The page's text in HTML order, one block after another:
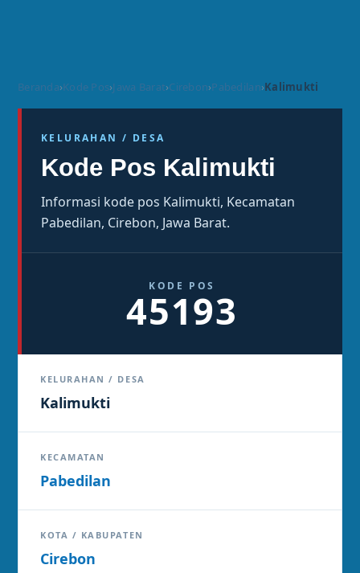
Beranda›Kode Pos›Jawa Barat›Cirebon›Pabedilan›Kalimukti
KELURAHAN / DESA
Kode Pos Kalimukti
Informasi kode pos Kalimukti, Kecamatan
Pabedilan, Cirebon, Jawa Barat.
KODE POS
45193
KELURAHAN / DESA
Kalimukti
KECAMATAN
Pabedilan
KOTA / KABUPATEN
Cirebon